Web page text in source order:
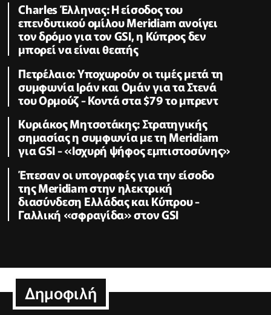
Charles Έλληνας: Η είσοδος του
επενδυτικού ομίλου Meridiam ανοίγει
τον δρόμο για τον GSI, η Κύπρος δεν
μπορεί να είναι θεατής
Πετρέλαιο: Υποχωρούν οι τιμές μετά τη
συμφωνία Ιράν και Ομάν για τα Στενά
του Ορμούζ - Κοντά στα $79 το μπρεντ
Κυριάκος Μητσοτάκης: Στρατηγικής
σημασίας η συμφωνία με τη Meridiam
για GSI - «Ισχυρή ψήφος εμπιστοσύνης»
Έπεσαν οι υπογραφές για την είσοδο
της Meridiam στην ηλεκτρική
διασύνδεση Ελλάδας και Κύπρου -
Γαλλική «σφραγίδα» στον GSI
Δημοφιλή